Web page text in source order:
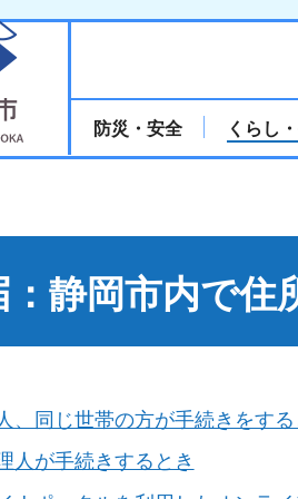
防災・安全 くらし
：静岡市内で住
、同じ世帯の方が手続きをする
人が手続きするとき